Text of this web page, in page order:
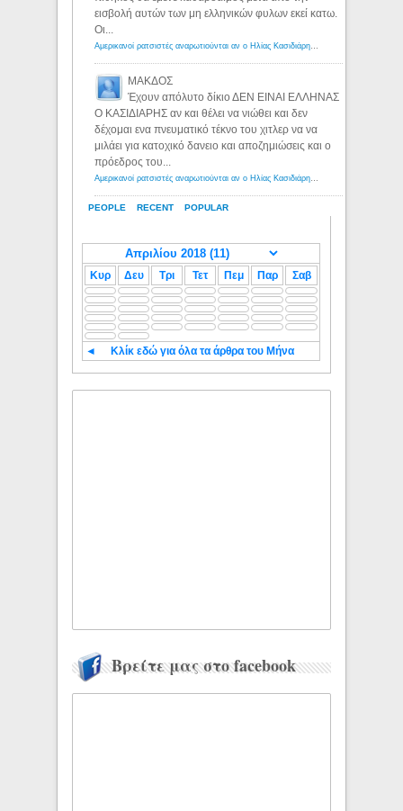
PEOPLE RECENT POPULAR
εισβολή αυτών των μη ελληνικών φυλων εκεί κατω.
Οι...
ΜΑΚΔΟΣ
Έχουν απόλυτο δίκιο ΔΕΝ ΕΙΝΑΙ ΕΛΛΗΝΑΣ
Ο ΚΑΣΙΔΙΑΡΗΣ αν και θέλει να νιώθει και δεν
δέχομαι ενα πνευματικό τέκνο του χιτλερ να να
μιλάει για κατοχικό δανειο και αποζημιώσεις και ο
πρόεδρος του...
Κυρ Δευ Τρι Τετ Πεμ Παρ Σαβ
◄ Κλίκ εδώ για όλα τα άρθρα του Μήνα
Βρείτε μας στο facebook